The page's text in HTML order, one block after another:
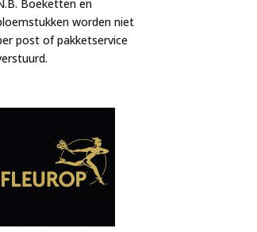
Boeketten en
worden niet
post of pakketservice